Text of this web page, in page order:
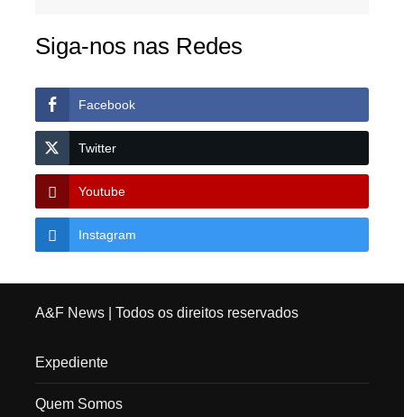
Siga-nos nas Redes
Facebook
Twitter
Youtube
Instagram
A&F News| Todos os direitos reservados
Expediente
Quem Somos